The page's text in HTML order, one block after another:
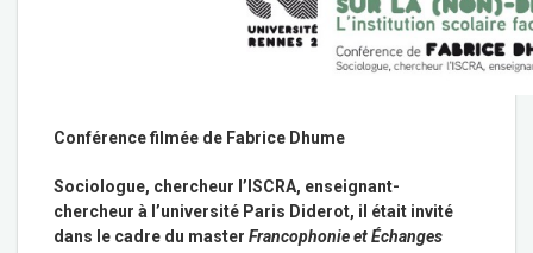
Conférence filmée de Fabrice Dhume
Sociologue, chercheur l’ISCRA, enseignant-
chercheur à l’université Paris Diderot, il était invité
dans le cadre du master Francophonie et Échanges